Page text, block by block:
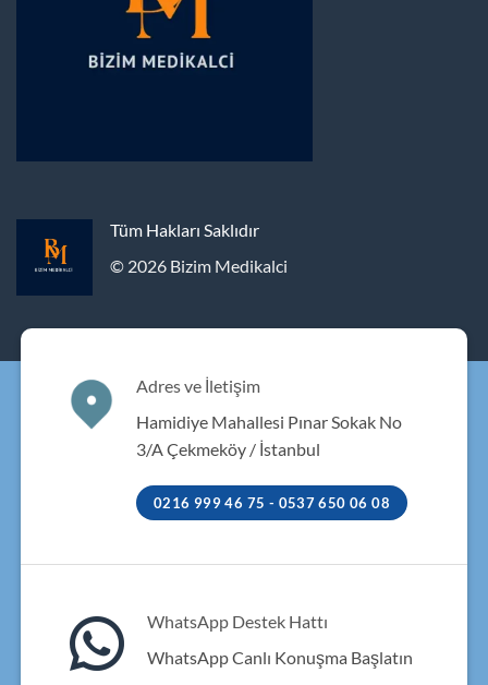
Tüm Hakları Saklıdır
© 2026 Bizim Medikalci
Adres ve İletişim
Hamidiye Mahallesi Pınar Sokak No
3/A Çekmeköy / İstanbul
0216 999 46 75 - 0537 650 06 08
WhatsApp Destek Hattı
WhatsApp Canlı Konuşma Başlatın